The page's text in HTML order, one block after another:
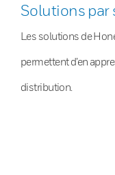
Solutions par
Les solutions de
permettent d’en
distribution.